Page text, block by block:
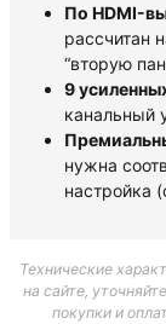
По HDMI-
рассчитан
“вторую
9
канальный
нужна
настройка
Технические
на сайте,
покупки и